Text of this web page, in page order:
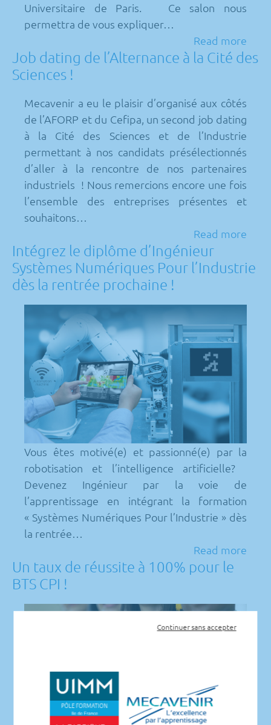
Continuer sans accepter
Universitaire de Paris. Ce salon nous
permettra de vous expliquer…
Read more
Job dating de l’Alternance à la Cité des
Sciences !
Mecavenir a eu le plaisir d’organisé aux côtés
de l’AFORP et du Cefipa, un second job dating
à la Cité des Sciences et de l’Industrie
permettant à nos candidats présélectionnés
d’aller à la rencontre de nos partenaires
industriels ! Nous remercions encore une fois
l’ensemble des entreprises présentes et
souhaitons…
Read more
Intégrez le diplôme d’Ingénieur
Systèmes Numériques Pour l’Industrie
dès la rentrée prochaine !
Vous êtes motivé(e) et passionné(e) par la
robotisation et l’intelligence artificielle?
Devenez Ingénieur par la voie de
l’apprentissage en intégrant la formation
« Systèmes Numériques Pour l’Industrie » dès
la rentrée…
Read more
Un taux de réussite à 100% pour le
BTS CPI !